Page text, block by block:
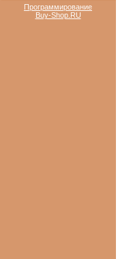
Программирование
Buy-Shop.RU